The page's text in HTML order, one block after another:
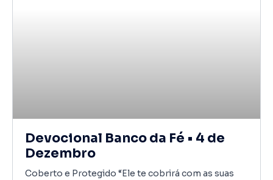
Devocional Banco da Fé • 4 de
Dezembro
Coberto e Protegido “Ele te cobrirá com as suas